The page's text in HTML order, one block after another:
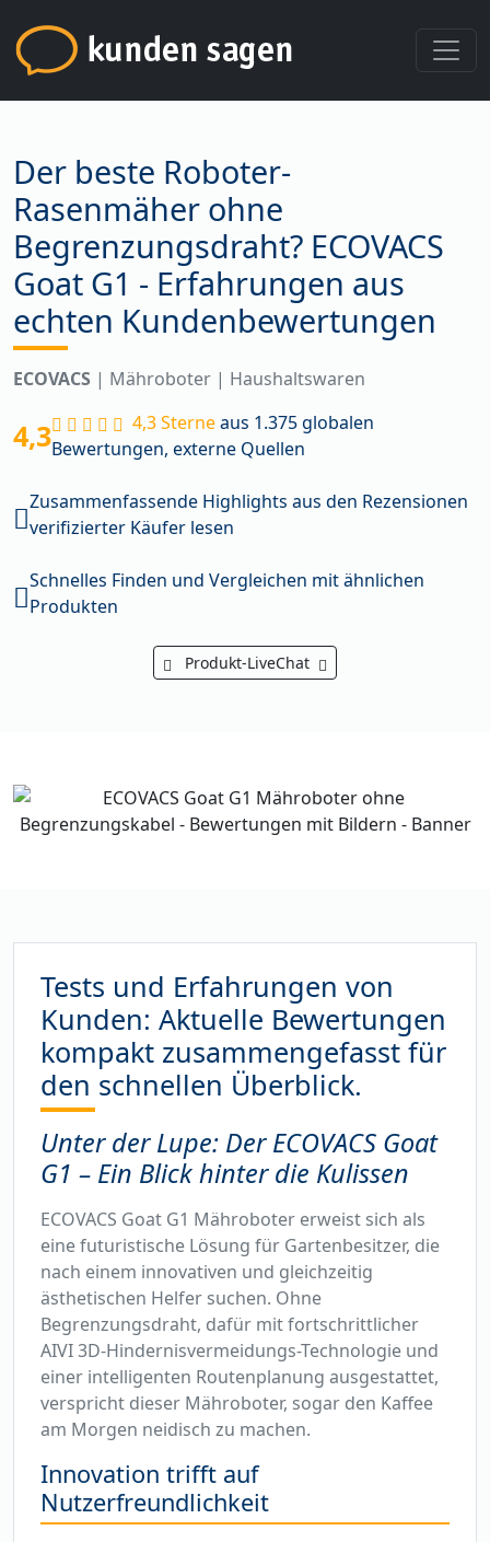
Der beste Roboter-
Rasenmäher ohne
Begrenzungsdraht? ECOVACS
Goat G1 - Erfahrungen aus
echten Kundenbewertungen
ECOVACS | Mähroboter | Haushaltswaren
4,3 4,3 Sterneaus 1.375 globalen
Bewertungen, externe Quellen
Zusammenfassende Highlights aus den Rezensionen
verifizierter Käufer lesen
Schnelles Finden und Vergleichen mit ähnlichen
Produkten
Produkt-LiveChat
Tests und Erfahrungen von
Kunden: Aktuelle Bewertungen
kompakt zusammengefasst für
den schnellen Überblick.
Unter der Lupe: Der ECOVACS Goat
G1 – Ein Blick hinter die Kulissen
ECOVACS Goat G1 Mähroboter erweist sich als
eine futuristische Lösung für Gartenbesitzer, die
nach einem innovativen und gleichzeitig
ästhetischen Helfer suchen. Ohne
Begrenzungsdraht, dafür mit fortschrittlicher
AIVI 3D-Hindernisvermeidungs-Technologie und
einer intelligenten Routenplanung ausgestattet,
verspricht dieser Mähroboter, sogar den Kaffee
am Morgen neidisch zu machen.
Innovation trifft auf
Nutzerfreundlichkeit